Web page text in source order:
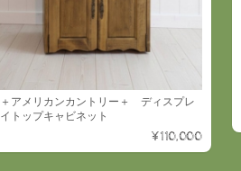
＋アメリカンカントリー＋ ディスプレ
イトップキャビネット
¥110,000